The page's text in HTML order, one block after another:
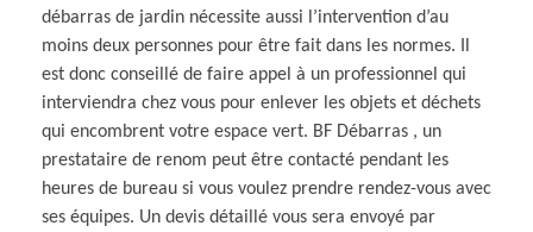
débarras de jardin nécessite aussi l’intervention d’au
moins deux personnes pour être fait dans les normes. Il
est donc conseillé de faire appel à un professionnel qui
interviendra chez vous pour enlever les objets et déchets
qui encombrent votre espace vert. BF Débarras , un
prestataire de renom peut être contacté pendant les
heures de bureau si vous voulez prendre rendez-vous avec
ses équipes. Un devis détaillé vous sera envoyé par